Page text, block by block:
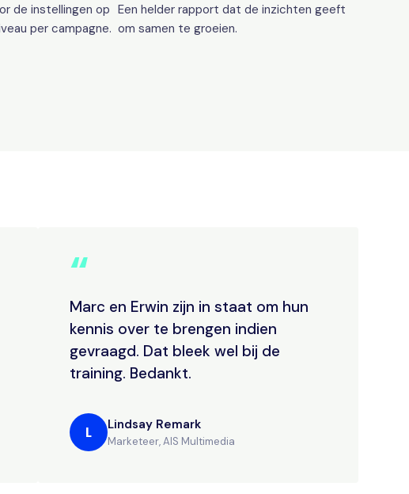
de instellingen op
per campagne.
Een helder rapport dat de inzichten geeft
om samen te groeien.
“
Marc en Erwin zijn in staat om hun
kennis over te brengen indien
gevraagd. Dat bleek wel bij de
training. Bedankt.
L Lindsay Remark
Marketeer, AIS Multimedia